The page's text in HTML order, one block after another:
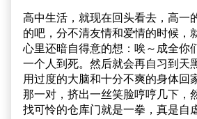
高中生活，就现在回头看去，高一
的吧，分不清友情和爱情的时候，
心里还暗自得意的想：唉～成全你
一个人到死。然后就会再自习到天
用过度的大脑和十分不爽的身体回
那一对，挤出一丝笑脸哼哼几下，
找可怜的仓库门就是一拳，真是